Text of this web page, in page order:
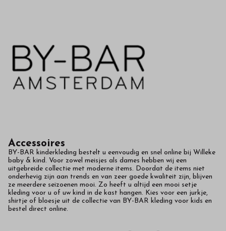
webshop
Accessoires
BY-BAR kinderkleding bestelt u eenvoudig en snel online bij Willeke
baby & kind. Voor zowel meisjes als dames hebben wij een
uitgebreide collectie met moderne items. Doordat de items niet
onderhevig zijn aan trends en van zeer goede kwaliteit zijn, blijven
ze meerdere seizoenen mooi. Zo heeft u altijd een mooi setje
kleding voor u of uw kind in de kast hangen. Kies voor een jurkje,
shirtje of bloesje uit de collectie van BY-BAR kleding voor kids en
bestel direct online.